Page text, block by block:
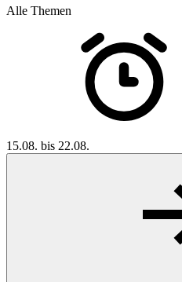
Alle Themen
15.08. bis 22.08.